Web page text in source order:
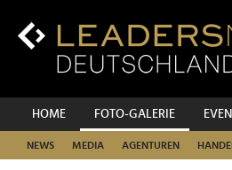
Inhalt
Hauptnavigation
HOME FOTO-GALERIE
NEWS MEDIA AGENTUREN